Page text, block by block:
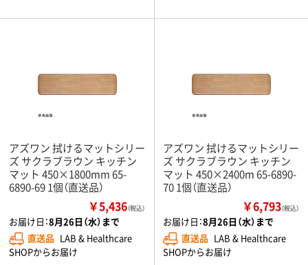
アズワン 拭けるマットシリー
ズ サクラブラウン キッチン
マット 450×1800mm 65-
6890-69 1個（直送品）
￥5,436（税込）
お届け日：8月26日（水）まで
直送品 LAB & Healthcare
SHOPからお届け
アズワン 拭けるマットシリー
ズ サクラブラウン キッチン
マット 450×2400m 65-6890-
70 1個（直送品）
￥6,793（税込）
お届け日：8月26日（水）まで
直送品 LAB & Healthcare
SHOPからお届け